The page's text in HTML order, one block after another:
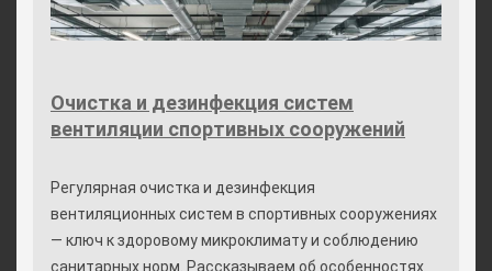
Очистка и дезинфекция систем
вентиляции спортивных сооружений
Регулярная очистка и дезинфекция
вентиляционных систем в спортивных сооружениях
— ключ к здоровому микроклимату и соблюдению
санитарных норм. Рассказываем об особенностях